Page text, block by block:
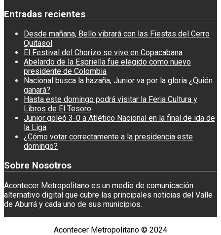
Entradas recientes
Desde mañana, Bello vibrará con las Fiestas del Cerro
Quitasol
El Festival del Chorizo se vive en Copacabana
Abelardo de la Espriella fue elegido como nuevo
presidente de Colombia
Nacional busca la hazaña, Junior va por la gloria ¿Quién
ganará?
Hasta este domingo podrá visitar la Feria Cultura y
Libros de El Tesoro
Junior goleó 3-0 a Atlético Nacional en la final de ida de
la Liga
¿Cómo votar correctamente a la presidencia este
domingo?
Sobre Nosotros
Acontecer Metropolitano es un medio de comunicación
alternativo digital que cubre las principales noticias del Valle
de Aburrá y cada uno de sus municipios.
Acontecer Metropolitano © 2024